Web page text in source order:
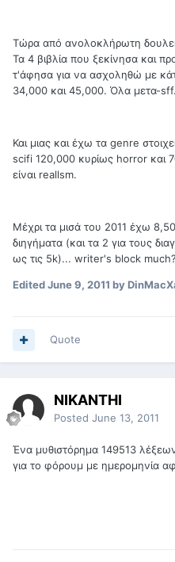
Τώρα από ανολοκλήρωτη
Τα 4 βιβλία που ξεκίνησα και
τ'άφησα για να ασχοληθώ με
34,000 και 45,000. Όλα μετα-sff.
Και μιας και έχω τα genre
scifi 120,000 κυρίως horror και
είναι reallsm.
Μέχρι τα μισά του 2011 έχω
διηγήματα (και τα 2 για τους
ως τις 5k)... writer's block much?
EditedJune 9, 2011 by
Quote
NIKANTHI
Posted June 13, 2011
Ένα μυθιστόρημα 149513
για το φόρουμ με ημερομηνία